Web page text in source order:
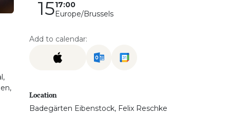
1517:00
Europe/Brussels
Add to calendar:
Location
Badegärten Eibenstock, Felix Reschke